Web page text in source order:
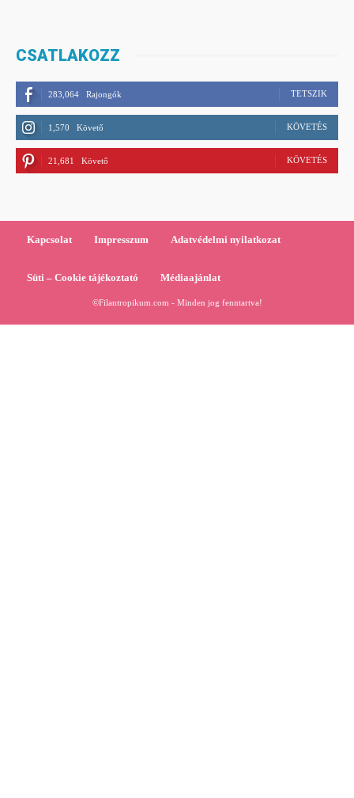
CSATLAKOZZ
283,064 Rajongók TETSZIK
1,570 Követő KÖVETÉS
21,681 Követő KÖVETÉS
Kapcsolat Impresszum Adatvédelmi nyilatkozat
Süti – Cookie tájékoztató Médiaajánlat
©Filantropikum.com - Minden jog fenntartva!